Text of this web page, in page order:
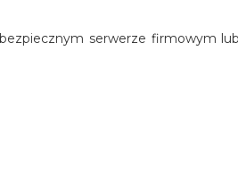
serwerze firmowym